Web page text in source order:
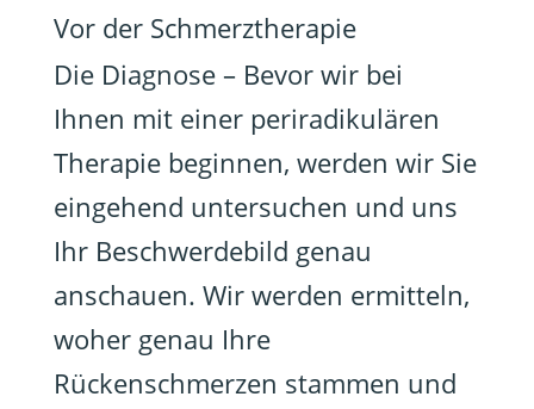
Vor der Schmerztherapie
Die Diagnose – Bevor wir bei
Ihnen mit einer periradikulären
Therapie beginnen, werden wir Sie
eingehend untersuchen und uns
Ihr Beschwerdebild genau
anschauen. Wir werden ermitteln,
woher genau Ihre
Rückenschmerzen stammen und